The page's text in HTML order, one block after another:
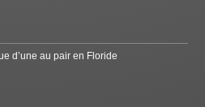
d’une au pair en Floride